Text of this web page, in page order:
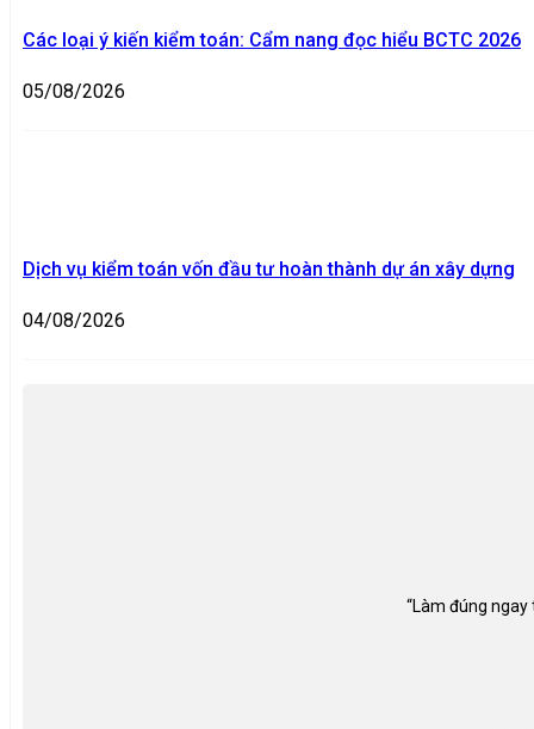
Các loại ý kiến kiểm toán: Cẩm nang đọc hiểu BCTC 2026
05/08/2026
Dịch vụ kiểm toán vốn đầu tư hoàn thành dự án xây dựng
04/08/2026
“Làm đúng